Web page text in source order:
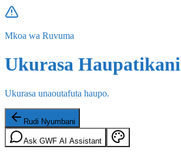
Mkoa wa Ruvuma
Ukurasa Haupatikani
Ukurasa unaoutafuta haupo.
Rudi Nyumbani
Ask GWF AI Assistant